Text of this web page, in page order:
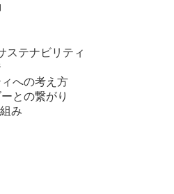
ステナビリティ
への考え方
との繋がり
み